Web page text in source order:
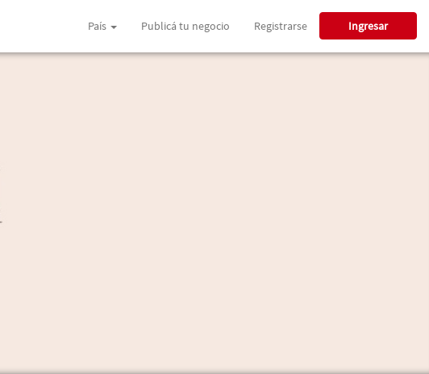
País Publicá tu negocio Registrarse Ingresar